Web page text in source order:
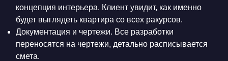
концепция интерьера. Клиент увидит, как именно
будет выглядеть квартира со всех ракурсов.
Документация и чертежи. Все разработки
переносятся на чертежи, детально расписывается
смета.